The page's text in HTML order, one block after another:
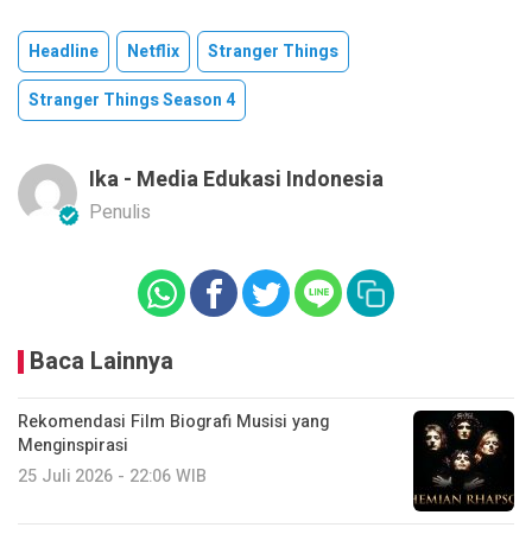
Headline Netflix
Stranger Things
Stranger Things Season 4
Ika - Media Edukasi Indonesia
Penulis
Baca Lainnya
Rekomendasi Film Biografi Musisi yang
Menginspirasi
25 Juli 2026 - 22:06 WIB